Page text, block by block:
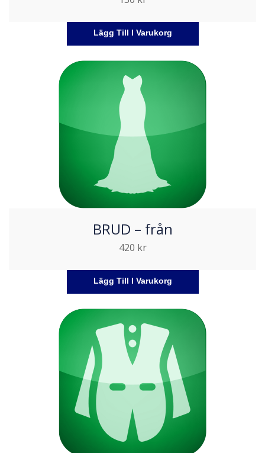
Lägg Till I Varukorg
BRUD – från
420 kr
Lägg Till I Varukorg